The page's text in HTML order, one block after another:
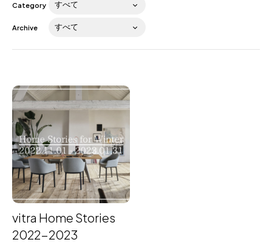
Blog
About us
for Business
Recruit
Contact
Category
Archive
vitra Home Stories
2022-2023